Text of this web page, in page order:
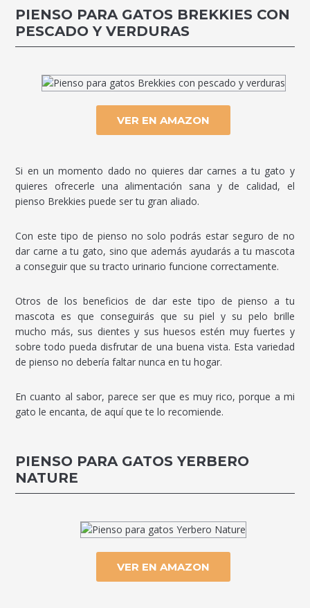
PIENSO PARA GATOS BREKKIES CON
PESCADO Y VERDURAS
VER EN AMAZON
Si en un momento dado no quieres dar carnes a tu gato y
quieres ofrecerle una alimentación sana y de calidad, el
pienso Brekkies puede ser tu gran aliado.
Con este tipo de pienso no solo podrás estar seguro de no
dar carne a tu gato, sino que además ayudarás a tu mascota
a conseguir que su tracto urinario funcione correctamente.
Otros de los beneficios de dar este tipo de pienso a tu
mascota es que conseguirás que su piel y su pelo brille
mucho más, sus dientes y sus huesos estén muy fuertes y
sobre todo pueda disfrutar de una buena vista. Esta variedad
de pienso no debería faltar nunca en tu hogar.
En cuanto al sabor, parece ser que es muy rico, porque a mi
gato le encanta, de aquí que te lo recomiende.
PIENSO PARA GATOS YERBERO
NATURE
VER EN AMAZON